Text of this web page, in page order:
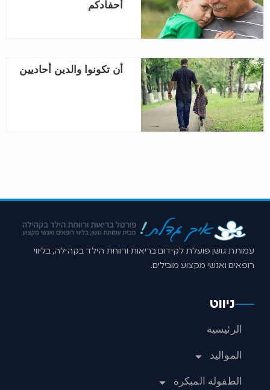
أحفادكم
أن تكونوا والدين أحاديين
עמותת גושן פועלת לקידום בריאות ורווחת הילד בקהילה, בליווי
רופאים ואנשי מקצוע מובילים.
ניווט
الرئيسية
المواليد
الطفولة المبكرة